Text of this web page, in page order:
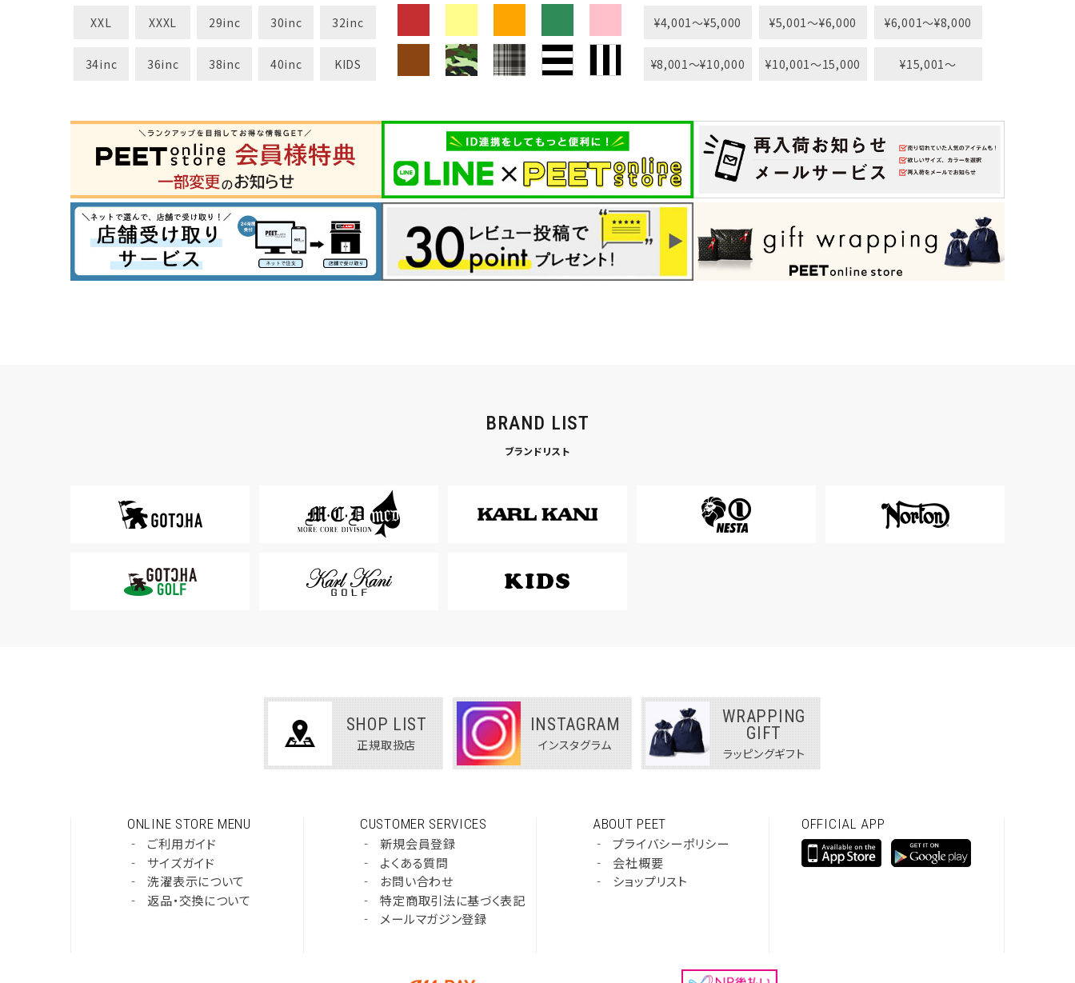
S
L XL
36inc 38inc 40inc
KIDS
tune 絞り込んで検索する
XXL XXXL 29inc 30inc 32inc
34inc 36inc 38inc 40inc KIDS
¥4,001〜¥5,000 ¥5,001〜¥6,000 ¥6,001〜¥8,000
¥8,001〜¥10,000 ¥10,001〜15,000 ¥15,001〜
BRAND LIST
ブランドリスト
SHOP LIST
正規取扱店
INSTAGRAM
インスタグラム
WRAPPING
GIFT
ラッピングギフト
ONLINE STORE MENU
‐
ご利用ガイド
‐
サイズガイド
‐
洗濯表示について
‐
返品・交換について
CUSTOMER SERVICES
‐
新規会員登録
‐
よくある質問
‐
お問い合わせ
‐
特定商取引法に基づく表記
‐
メールマガジン登録
ABOUT PEET
‐
プライバシーポリシー
‐
会社概要
‐
ショップリスト
OFFICIAL APP